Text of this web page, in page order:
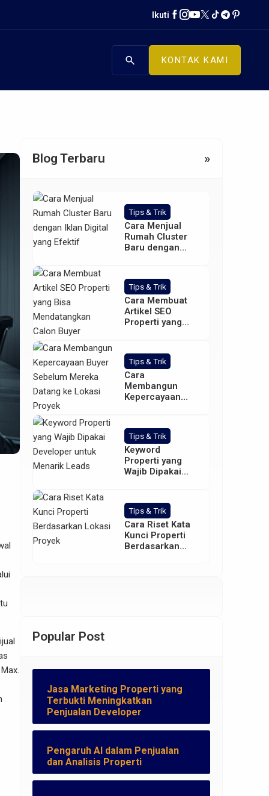
Ikuti
search KONTAK KAMI
Blog Terbaru »
Tips & Trik
Cara Menjual
Rumah Cluster
Baru dengan
Tips & Trik
Cara Membuat
Artikel SEO
Properti yang
Calon Buyer
Tips & Trik
Cara
Membangun
Kepercayaan
ke Lokasi Proyek
Tips & Trik
Keyword
Properti yang
Wajib Dipakai
Tips & Trik
Cara Riset Kata
Kunci Properti
Berdasarkan
Popular Post
Jasa Marketing Properti yang
Terbukti Meningkatkan
Penjualan Developer
Pengaruh AI dalam Penjualan
dan Analisis Properti